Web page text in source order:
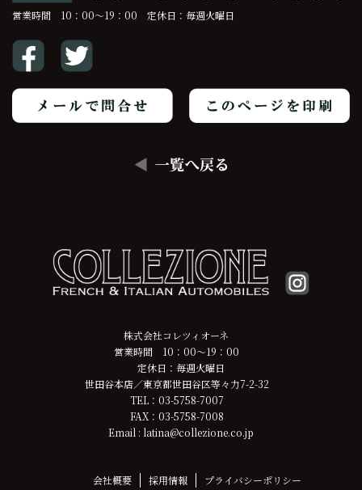
営業時間 10：00～19：00 定休日：毎週火曜日
株式会社コレツィオーネ
営業時間 10：00～19：00
定休日：毎週火曜日
世田谷本店／東京都世田谷区等々力7-2-32
TEL：03-5758-7007
FAX：03-5758-7008
Email : latina@collezione.co.jp
会社概要 採用情報 プライバシーポリシー